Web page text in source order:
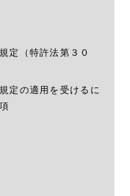
定（特許法第３０
定の適用を受けるに